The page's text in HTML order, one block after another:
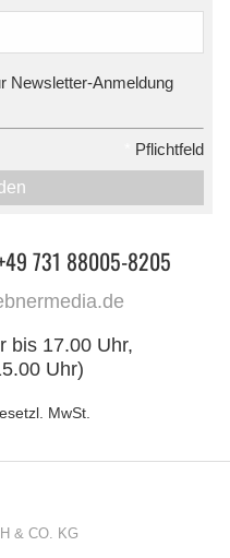
Newsletter-Anmeldung
Pflichtfeld
731 88005-8205
bis 17.00 Uhr,
Uhr)
MwSt.
& CO. KG